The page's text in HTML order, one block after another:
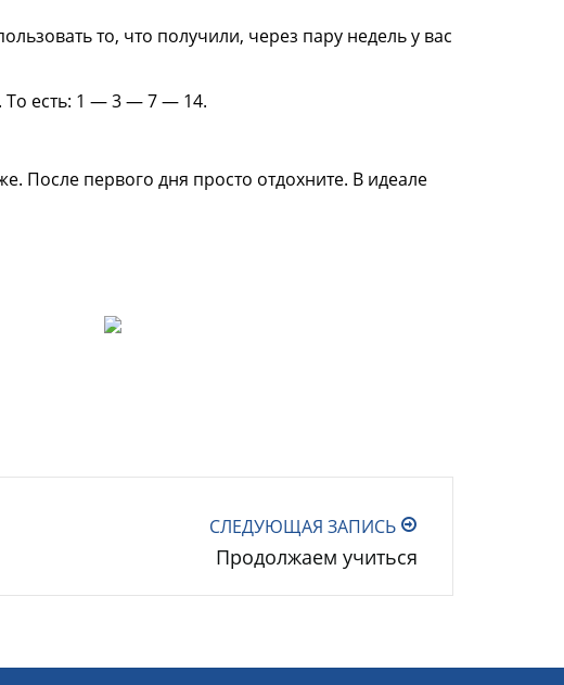
то, что получили, через пару недель у вас
То есть: 1 — 3 — 7 — 14.
После первого дня просто отдохните. В идеале
СЛЕДУЮЩАЯ ЗАПИСЬ
Продолжаем учиться